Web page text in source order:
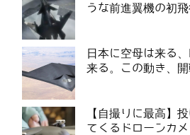
うな前進翼機の初
日本に空母は来る
来る。この動き、開
【自撮りに最高】
てくるドローンカ